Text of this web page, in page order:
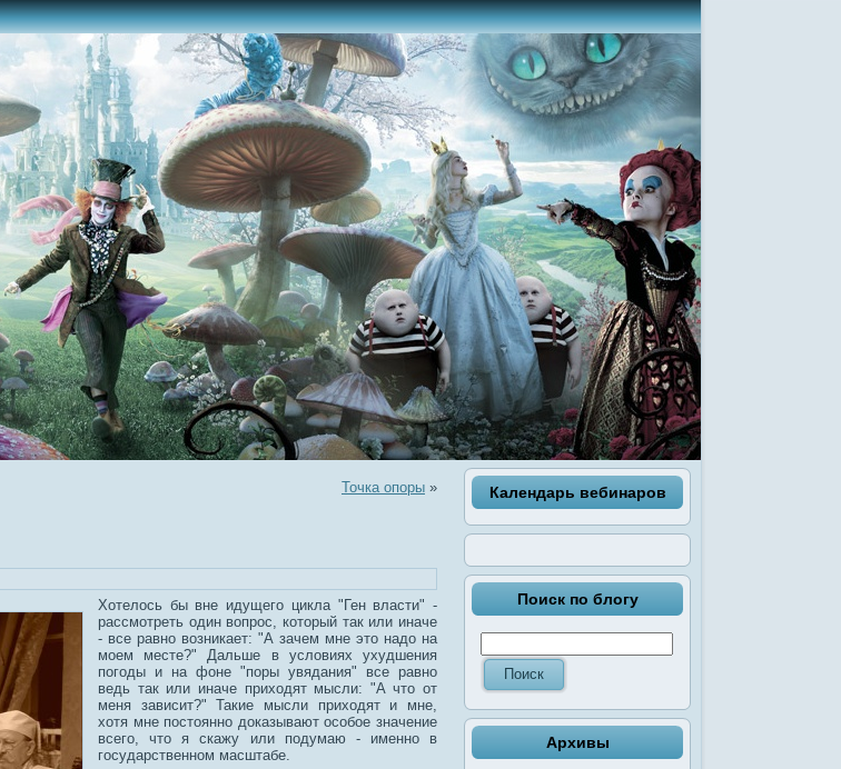
Точка опоры »
Хотелось бы вне идущего цикла "Ген власти" -
рассмотреть один вопрос, который так или иначе
- все равно возникает: "А зачем мне это надо на
моем месте?" Дальше в условиях ухудшения
погоды и на фоне "поры увядания" все равно
ведь так или иначе приходят мысли: "А что от
меня зависит?" Такие мысли приходят и мне,
хотя мне постоянно доказывают особое значение
всего, что я скажу или подумаю - именно в
государственном масштабе.
Календарь вебинаров
Поиск по блогу
Архивы